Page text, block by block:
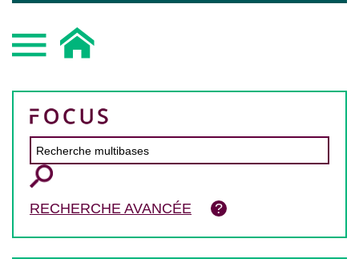
RECHERCHE AVANCÉE